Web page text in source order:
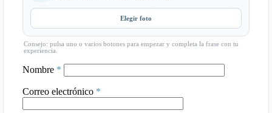
Elegir foto
Consejo: pulsa uno o varios botones para empezar y completa la frase con tu
experiencia.
Nombre *
Correo electrónico *